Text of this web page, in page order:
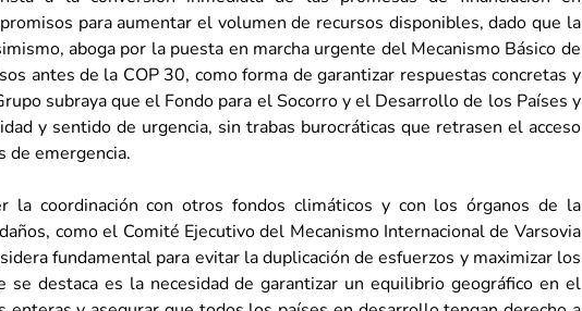
para aumentar el volumen de recursos disponibles, dado que la
aboga por la puesta en marcha urgente del Mecanismo Básico de
antes de la COP 30, como forma de garantizar respuestas concretas y
subraya que el Fondo para el Socorro y el Desarrollo de los Países y
y sentido de urgencia, sin trabas burocráticas que retrasen el acceso
de emergencia.
la coordinación con otros fondos climáticos y con los órganos de la
como el Comité Ejecutivo del Mecanismo Internacional de Varsovia
fundamental para evitar la duplicación de esfuerzos y maximizar los
destaca es la necesidad de garantizar un equilibrio geográfico en el